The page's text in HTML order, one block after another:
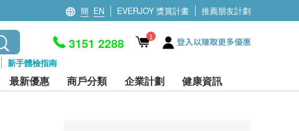
簡 EN EVERJOY 獎賞計畫 推薦朋友計劃
新手體檢指南
3151 2288 1 登入以賺取更多優惠
最新優惠 商戶分類 企業計劃 健康資訊